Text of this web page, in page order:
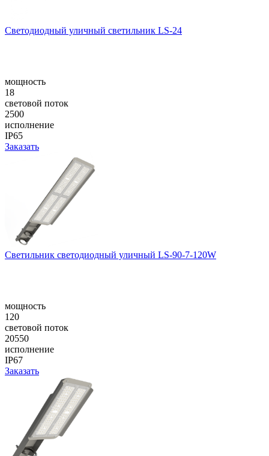
Светодиодный уличный светильник LS-24
мощность
18
световой поток
2500
исполнение
IP65
Заказать
Светильник светодиодный уличный LS-90-7-120W
мощность
120
световой поток
20550
исполнение
IP67
Заказать